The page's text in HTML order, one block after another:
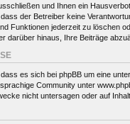
und Ihnen ein Hausverbot
der Betreiber keine
Funktionen jederzeit zu löschen
darüber hinaus, Ihre Beiträge
es sich bei phpBB um eine unter
Community unter
nicht untersagen oder auf